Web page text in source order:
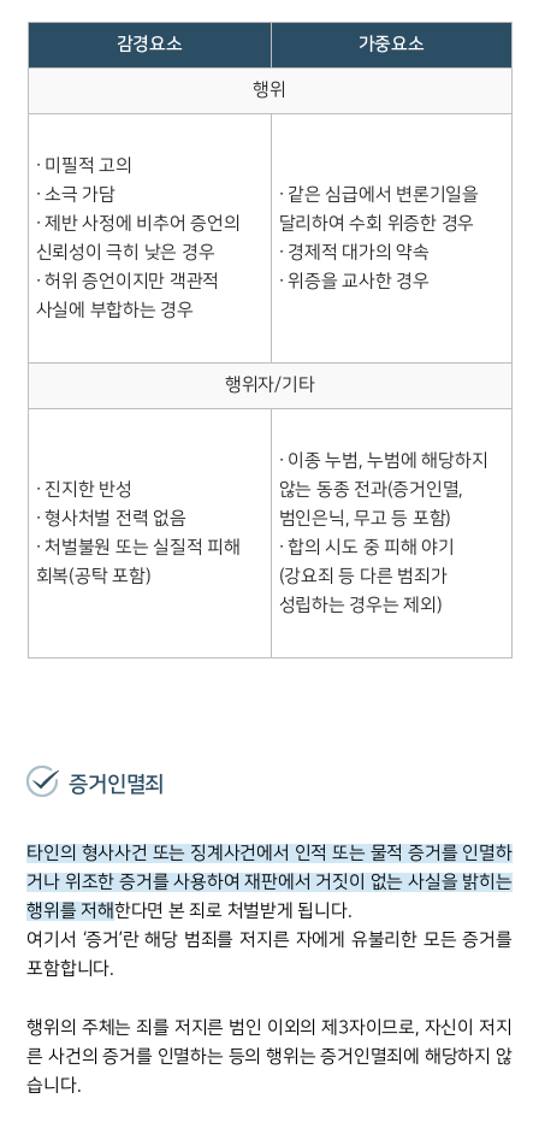
감경요소 가중요소
행위
∙ 미필적 고의
∙ 소극 가담
∙ 제반 사정에 비추어 증언의
신뢰성이 극히 낮은 경우
∙ 허위 증언이지만 객관적
사실에 부합하는 경우
∙ 같은 심급에서 변론기일을
달리하여 수회 위증한 경우
∙ 경제적 대가의 약속
∙ 위증을 교사한 경우
행위자/기타
∙ 진지한 반성
∙ 형사처벌 전력 없음
∙ 처벌불원 또는 실질적 피해
회복(공탁 포함)
∙ 이종 누범, 누범에 해당하지
않는 동종 전과(증거인멸,
범인은닉, 무고 등 포함)
∙ 합의 시도 중 피해 야기
(강요죄 등 다른 범죄가
성립하는 경우는 제외)
증거인멸죄
타인의 형사사건 또는 징계사건에서 인적 또는 물적 증거를 인멸하
거나 위조한 증거를 사용하여 재판에서 거짓이 없는 사실을 밝히는
행위를 저해한다면 본 죄로 처벌받게 됩니다.
여기서 ‘증거’란 해당 범죄를 저지른 자에게 유불리한 모든 증거를
포함합니다.
행위의 주체는 죄를 저지른 범인 이외의 제3자이므로, 자신이 저지
른 사건의 증거를 인멸하는 등의 행위는 증거인멸죄에 해당하지 않
습니다.